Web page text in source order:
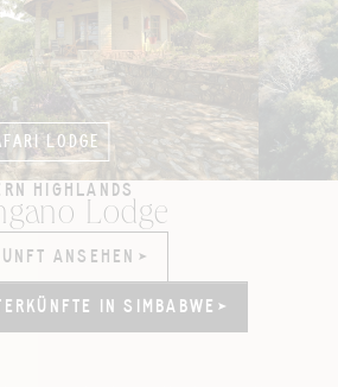
LODGE
HIGHLANDS
Lodge
ANSEHEN
ANSEHEN
IN SIMBABWE
IN SIMBABWE